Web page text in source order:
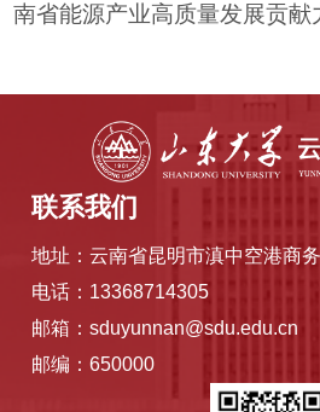
南省能源产业高质量发展贡献
联系我们
地址：云南省昆明市滇中空港商
电话：13368714305
邮箱：sduyunnan@sdu.edu.cn
邮编：650000